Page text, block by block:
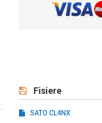
Fisiere
SATO CL4NX